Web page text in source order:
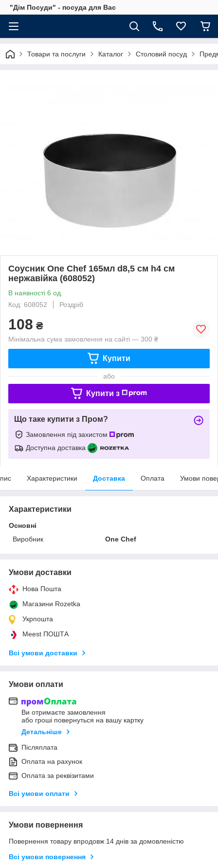
"Дім Посуди" - посуда для Вас
Товари та послуги Каталог Столовий посуд
Соусник One Chef 165мл d8,5 см h4 см
нержавійка (608052)
В наявності 6 од.
Код: 608052
Роздріб
108 ₴
Мінімальна сума замовлення на сайті — 300 ₴
Купити
або
Купити з
Що таке купити з Пром?
Замовлення під захистом
Доступна доставка
Характеристики Доставка Оплата Умови
Характеристики
Основні
Виробник
One Chef
Умови доставки
Нова Пошта
Магазини Rozetka
Укрпошта
Meest ПОШТА
Всі умови доставки
Умови оплати
Ви отримаєте замовлення
або гроші повернуться на вашу картку
Детальніше
Післяплата
Оплата на рахунок
Оплата за реквізитами
Всі умови оплати
Умови повернення
Повернення товару впродовж 14 днів за домовленістю
Всі умови повернення